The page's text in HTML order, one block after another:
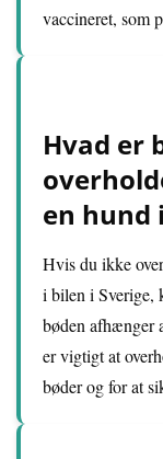
vaccineret, som
Hvad er
en hund
Hvis du ikke
i bilen i Sverige,
bøden afhænger
er vigtigt at
bøder og for at